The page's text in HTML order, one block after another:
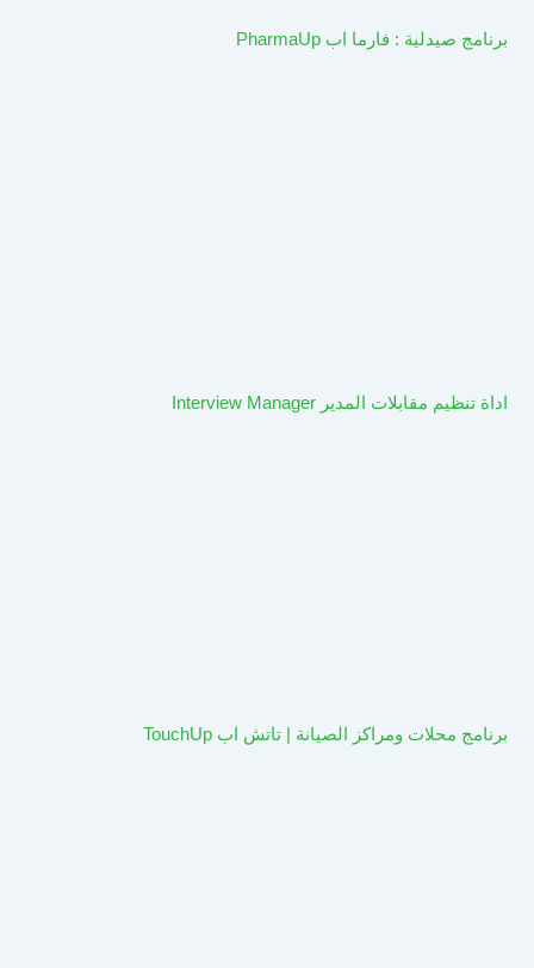
برنامج صيدلية : فارما اب PharmaUp​
اداة تنظيم مقابلات المدير Interview Manager
برنامج محلات ومراكز الصيانة | تاتش اب TouchUp